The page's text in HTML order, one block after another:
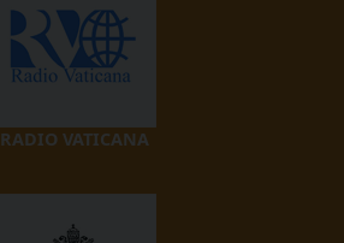
RADIO VATICANA